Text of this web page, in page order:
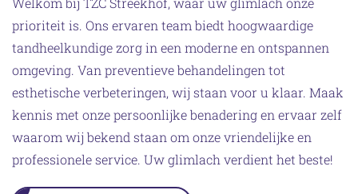
prioriteit is. Ons ervaren team biedt hoogwaardige
tandheelkundige zorg in een moderne en ontspannen
omgeving. Van preventieve behandelingen tot
esthetische verbeteringen, wij staan voor u klaar. Maak
kennis met onze persoonlijke benadering en ervaar zelf
waarom wij bekend staan om onze vriendelijke en
professionele service. Uw glimlach verdient het beste!